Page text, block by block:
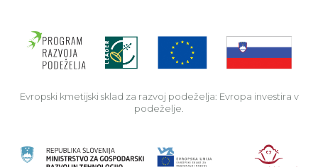
Evropski kmetijski sklad za razvoj podeželja: Evropa investira v
podeželje.